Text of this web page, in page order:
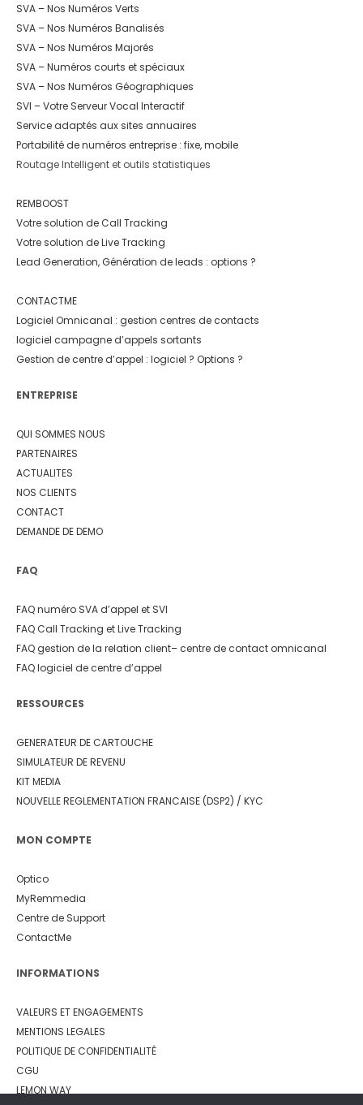
SVA – Nos Numéros Verts
SVA – Nos Numéros Banalisés
SVA – Nos Numéros Majorés
SVA – Numéros courts et spéciaux
SVA – Nos Numéros Géographiques
SVI – Votre Serveur Vocal Interactif
Service adaptés aux sites annuaires
Portabilité de numéros entreprise : fixe, mobile
Routage Intelligent et outils statistiques
REMBOOST
Votre solution de Call Tracking
Votre solution de Live Tracking
Lead Generation, Génération de leads : options ?
CONTACTME
Logiciel Omnicanal : gestion centres de contacts
logiciel campagne d’appels sortants
Gestion de centre d’appel : logiciel ? Options ?
ENTREPRISE
QUI SOMMES NOUS
PARTENAIRES
ACTUALITES
NOS CLIENTS
CONTACT
DEMANDE DE DEMO
FAQ
FAQ numéro SVA d’appel et SVI
FAQ Call Tracking et Live Tracking
FAQ gestion de la relation client– centre de contact omnicanal
FAQ logiciel de centre d’appel
RESSOURCES
GENERATEUR DE CARTOUCHE
SIMULATEUR DE REVENU
KIT MEDIA
NOUVELLE REGLEMENTATION FRANCAISE (DSP2) / KYC
MON COMPTE
Optico
MyRemmedia
Centre de Support
ContactMe
INFORMATIONS
VALEURS ET ENGAGEMENTS
MENTIONS LEGALES
POLITIQUE DE CONFIDENTIALITÉ
CGU
LEMON WAY